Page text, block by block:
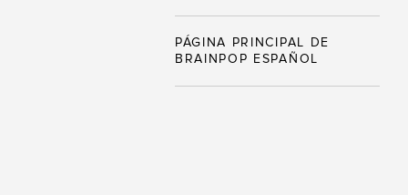
PÁGINA PRINCIPAL DE
BRAINPOP ESPAÑOL